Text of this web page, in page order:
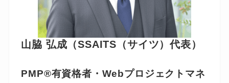
山脇 弘成（SSAITS（サイツ）代表）
PMP®有資格者・Webプロジェクトマネ